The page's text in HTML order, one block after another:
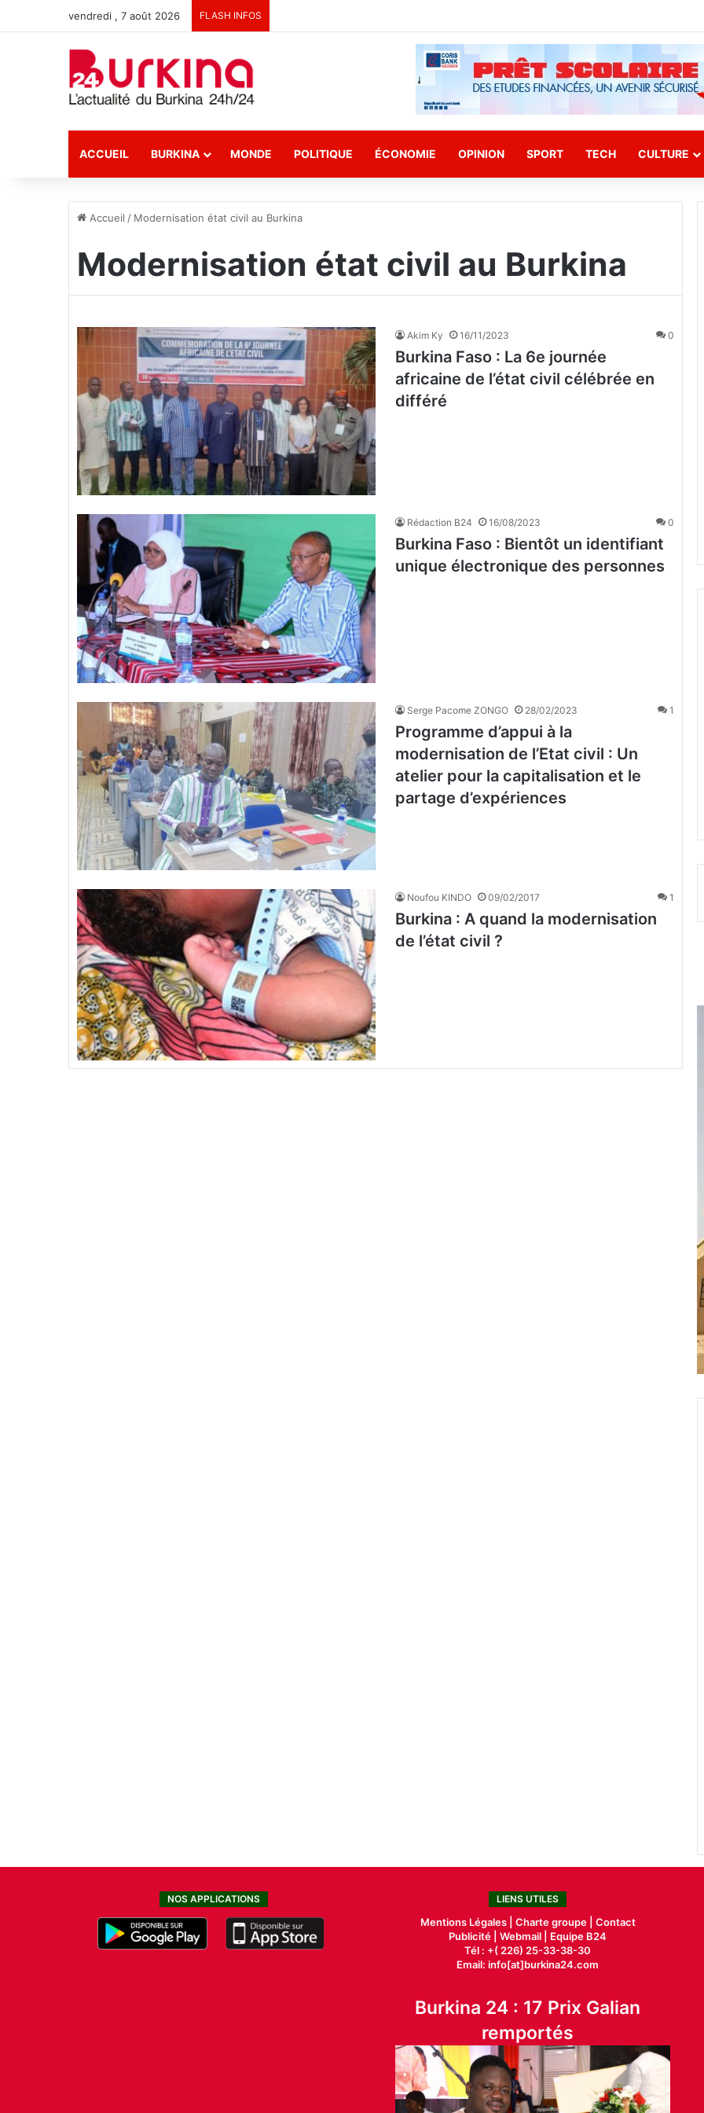
vendredi , 7 août 2026 FLASH INFOS
ACCUEIL BURKINA MONDE POLITIQUE ÉCONOMIE OPINION SPORT TECH CULTURE
Accueil / Modernisation état civil au Burkina
Modernisation état civil au Burkina
Akim Ky 16/11/2023 0
Burkina Faso : La 6e journée
africaine de l’état civil célébrée en
différé
Rédaction B24 16/08/2023 0
Burkina Faso : Bientôt un identifiant
unique électronique des personnes
Serge Pacome ZONGO 28/02/2023 1
Programme d’appui à la
modernisation de l’Etat civil : Un
atelier pour la capitalisation et le
partage d’expériences
Noufou KINDO 09/02/2017 1
Burkina : A quand la modernisation
de l’état civil ?
NOS APPLICATIONS LIENS UTILES
Mentions Légales | Charte groupe | Contact
Publicité |Webmail |
Equipe B24
Tél : +( 226) 25-33-38-30
Email: info[at]burkina24.com
Burkina 24 : 17 Prix Galian
remportés